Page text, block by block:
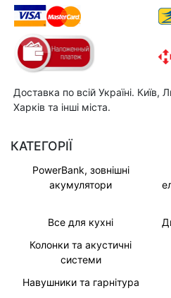
Доставка по всій Україні. Київ,
Харків та інші міста.
КАТЕГОРІЇ
PowerBank, зовнішні
акумулятори
Все для кухні
Колонки та акустичні
системи
Навушники та гарнітура